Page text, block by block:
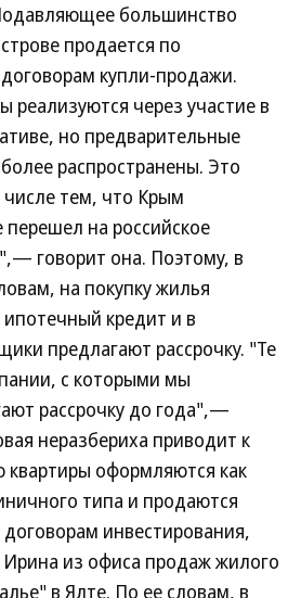
большинство
продается по
купли-продажи.
реализуются через участие в
но предварительные
распространены. Это
тем, что Крым
на российское
говорит она. Поэтому, в
на покупку жилья
кредит и в
предлагают рассрочку. "Те
с которыми мы
рассрочку до года",—
неразбериха приводит к
квартиры оформляются как
типа и продаются
инвестирования,
из офиса продаж жилого
в Ялте. По ее словам, в